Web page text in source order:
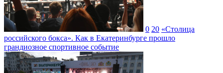
0 20 «Столица
российского бокса». Как в Екатеринбурге прошло
грандиозное спортивное событие